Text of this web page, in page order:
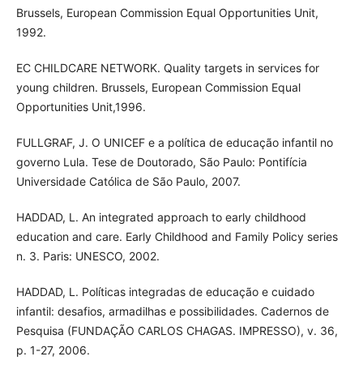
Brussels, European Commission Equal Opportunities Unit,
1992.
EC CHILDCARE NETWORK. Quality targets in services for
young children. Brussels, European Commission Equal
Opportunities Unit,1996.
FULLGRAF, J. O UNICEF e a política de educação infantil no
governo Lula. Tese de Doutorado, São Paulo: Pontifícia
Universidade Católica de São Paulo, 2007.
HADDAD, L. An integrated approach to early childhood
education and care. Early Childhood and Family Policy series
n. 3. Paris: UNESCO, 2002.
HADDAD, L. Políticas integradas de educação e cuidado
infantil: desafios, armadilhas e possibilidades. Cadernos de
Pesquisa (FUNDAÇÃO CARLOS CHAGAS. IMPRESSO), v. 36,
p. 1-27, 2006.